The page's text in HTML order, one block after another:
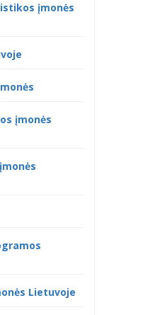
įmonės
įmonės
Lietuvoje